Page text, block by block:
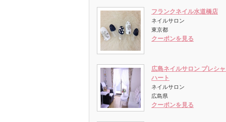
フランクネイル水道橋店
ネイルサロン
東京都
クーポンを見る
広島ネイルサロン プレシ
ハート
ネイルサロン
広島県
クーポンを見る